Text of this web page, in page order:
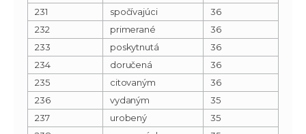
231
spočívajúci
36
232
primerané
36
233
poskytnutá
36
234
doručená
36
235
citovaným
36
236
vydaným
35
237
urobený
35